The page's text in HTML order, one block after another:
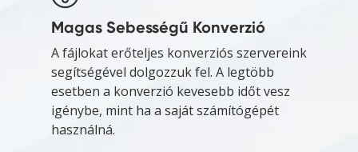
Magas Sebességű Konverzió
A fájlokat erőteljes konverziós szervereink
segítségével dolgozzuk fel. A legtöbb
esetben a konverzió kevesebb időt vesz
igénybe, mint ha a saját számítógépét
használná.